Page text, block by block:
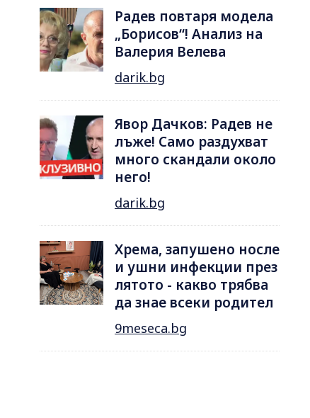
Радев повтаря модела
„Борисов“! Анализ на
Валерия Велева
darik.bg
Явор Дачков: Радев не
лъже! Само раздухват
много скандали около
него!
darik.bg
Хрема, запушено носле
и ушни инфекции през
лятотo - какво трябва
да знае всеки родител
9meseca.bg